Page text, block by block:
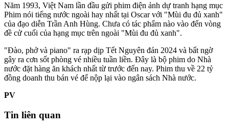
Năm 1993, Việt Nam lần đầu gửi phim điện ảnh dự tranh hạng mục
Phim nói tiếng nước ngoài hay nhất tại Oscar với "Mùi đu đủ xanh"
của đạo diễn Trần Anh Hùng. Chưa có tác phẩm nào vào đến vòng
đề cử cuối của hạng mục trên ngoài "Mùi đu đủ xanh".
"Đào, phở và piano" ra rạp dịp Tết Nguyên đán 2024 và bất ngờ
gây ra cơn sốt phòng vé nhiều tuần liền. Đây là bộ phim do Nhà
nước đặt hàng ăn khách nhất từ trước đến nay. Phim thu về 22 tỷ
đồng doanh thu bán vé để nộp lại vào ngân sách Nhà nước.
PV
Tin liên quan